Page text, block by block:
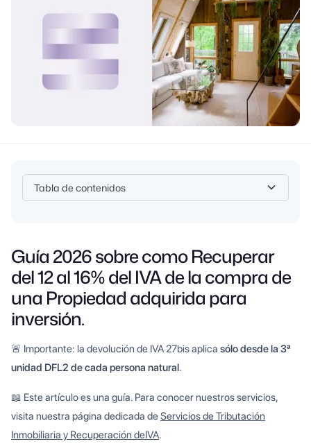
Tabla de contenidos
Guía 2026 sobre como Recuperar
del 12 al 16% del IVA de la compra de
una Propiedad adquirida para
inversión.
🚨 Importante: la devolución de IVA 27bis aplica sólo desde la 3ª
unidad DFL2 de cada persona natural.
📖 Este artículo es una guía. Para conocer nuestros servicios,
visita nuestra página dedicada deServicios de Tributación
Inmobiliaria y Recuperación deIVA.